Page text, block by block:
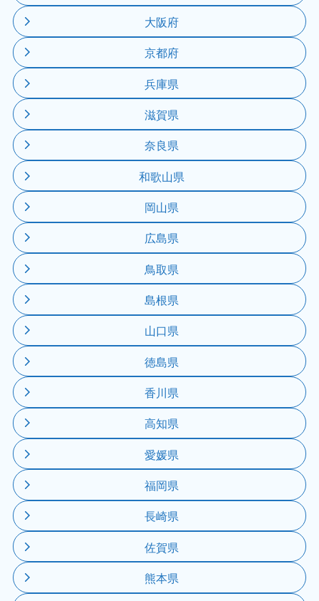
大阪府
京都府
兵庫県
滋賀県
奈良県
和歌山県
岡山県
広島県
鳥取県
島根県
山口県
徳島県
香川県
高知県
愛媛県
福岡県
長崎県
佐賀県
熊本県